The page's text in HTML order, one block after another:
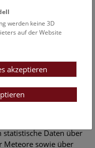
statistische Daten über
Meteore sowie über
werden keine 3D
auf der Website
akzeptieren